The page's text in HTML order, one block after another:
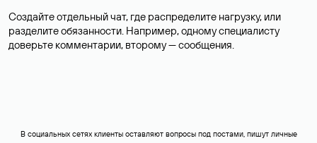
Создайте отдельный чат, где распределите нагрузку, или
разделите обязанности. Например, одному специалисту
доверьте комментарии, второму — сообщения.
В социальных сетях клиенты оставляют вопросы под постами, пишут личные